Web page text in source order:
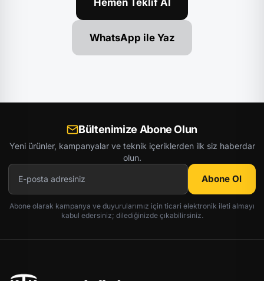
Hemen Teklif Al
WhatsApp ile Yaz
Bültenimize Abone Olun
Yeni ürünler, kampanyalar ve teknik içeriklerden ilk siz haberdar
olun.
Abone Ol
Abone olarak kampanya ve duyurularımız için ticari elektronik ileti almayı
kabul edersiniz; dilediğinizde çıkabilirsiniz.